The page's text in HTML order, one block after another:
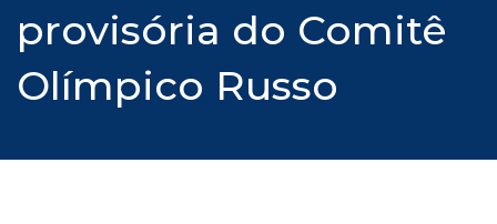
provisória do Comitê
Olímpico Russo